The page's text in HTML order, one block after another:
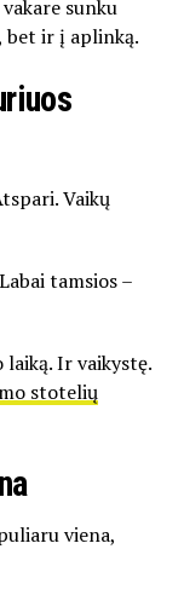
sunku
ir į aplinką.
Vaikų
tamsios –
Ir vaikystę.
stotelių
viena,